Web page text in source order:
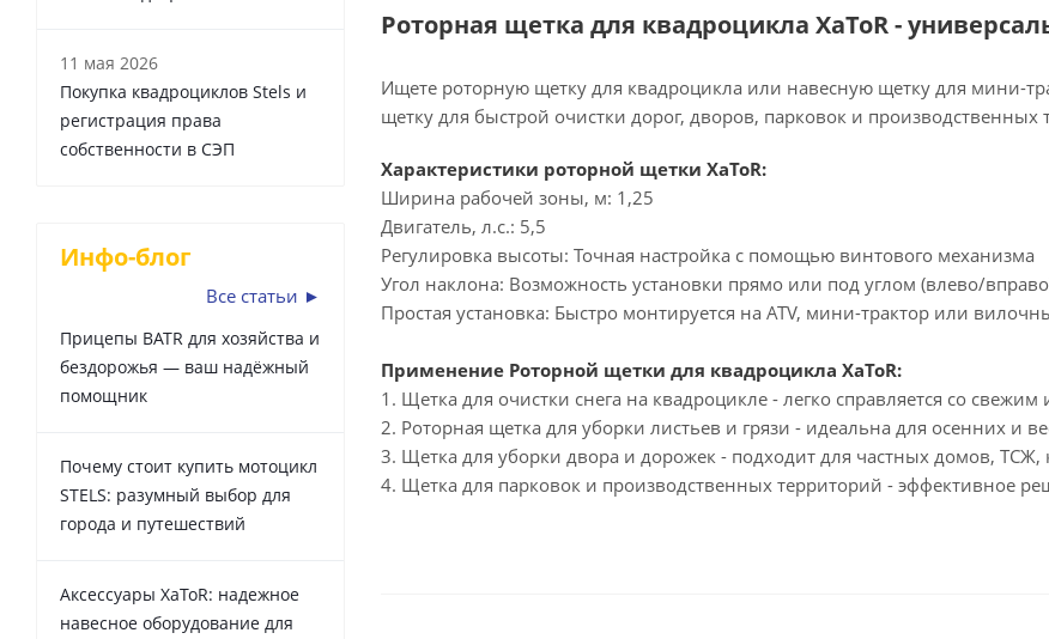
Роторная щетка для квадроцикла XaToR -
Ищете роторную щетку для квадроцикла или навесную щетку для мини-
щетку для быстрой очистки дорог, дворов, парковок и производственных
Характеристики роторной щетки XaToR:
Ширина рабочей зоны, м: 1,25
Двигатель, л.с.: 5,5
Регулировка высоты: Точная настройка с помощью винтового механизма
Угол наклона: Возможность установки прямо или под углом (влево/
Простая установка: Быстро монтируется на ATV, мини-трактор или
Применение Роторной щетки для квадроцикла XaToR:
1. Щетка для очистки снега на квадроцикле - легко справляется со
2. Роторная щетка для уборки листьев и грязи - идеальна для осенних и
3. Щетка для уборки двора и дорожек - подходит для частных домов, ТСЖ,
4. Щетка для парковок и производственных территорий - эффективное
11 мая 2026
Покупка квадроциклов Stels и
регистрация права
собственности в СЭП
Инфо-блог
Все статьи ►
Прицепы BATR для хозяйства и
бездорожья — ваш надёжный
помощник
Почему стоит купить мотоцикл
STELS: разумный выбор для
города и путешествий
Аксессуары XaToR: надежное
навесное оборудование для